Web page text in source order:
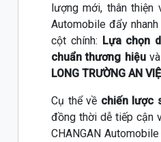
lượng mới, thân thiện
Automobile đẩy
cột chính: Lựa chọn
chuẩn thương hiệuvà
LONG TRƯỜNG AN
Cụ thể về chiến lược
đồng thời dễ tiếp cận
CHANGAN